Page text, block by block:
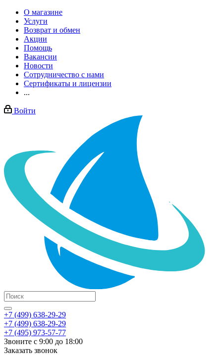
О магазине
Услуги
Возврат и обмен
Акции
Помощь
Вакансии
Новости
Сотрудничество с нами
Сертификаты и лицензии
...
Войти
+7 (499) 638-29-29
+7 (499) 638-29-29
+7 (495) 973-57-77
Звоните с 9:00 до 18:00
Заказать звонок